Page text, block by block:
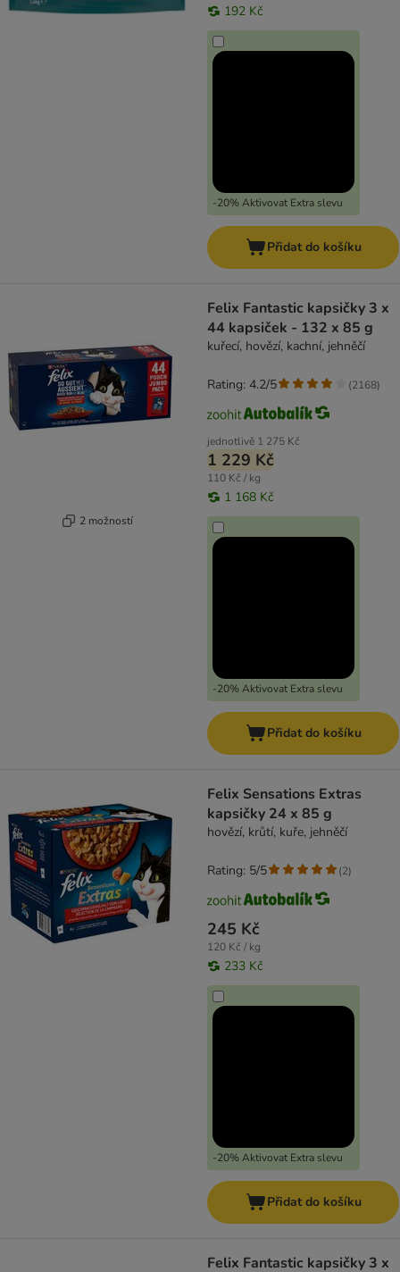
192 Kč
-20% Aktivovat Extra slevu
Přidat do košíku
2 možností
Felix Fantastic kapsičky 3 x
44 kapsiček - 132 x 85 g
kuřecí, hovězí, kachní, jehněčí
jednotlivě 1 275 Kč
1 229 Kč
110 Kč / kg
1 168 Kč
-20% Aktivovat Extra slevu
Rating: 4.2/5 (2168)
Přidat do košíku
Felix Sensations Extras
kapsičky 24 x 85 g
hovězí, krůtí, kuře, jehněčí
245 Kč
120 Kč / kg
233 Kč
-20% Aktivovat Extra slevu
Rating: 5/5 (2)
Přidat do košíku
Felix Fantastic kapsičky 3 x